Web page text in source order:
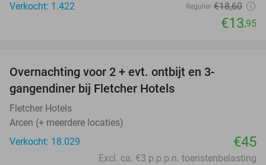
Verkocht: 1.422
Regulier €18,60
€13,95
Overnachting voor 2 + evt. ontbijt en 3-
gangendiner bij Fletcher Hotels
Fletcher Hotels
Arcen (+ meerdere locaties)
Verkocht: 18.029
€45
Excl. ca. €3 p.p.p.n. toeristenbelasting